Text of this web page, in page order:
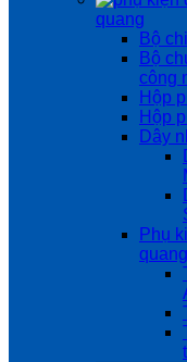
quang
Bộ
Bộ
công
Hộp
Hộp
Dây
Phụ
quang